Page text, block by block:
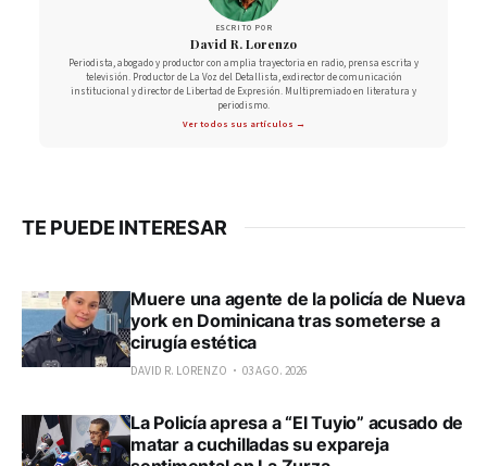
ESCRITO POR
David R. Lorenzo
Periodista, abogado y productor con amplia trayectoria en radio, prensa escrita y
televisión. Productor de La Voz del Detallista, exdirector de comunicación
institucional y director de Libertad de Expresión. Multipremiado en literatura y
periodismo.
Ver todos sus artículos →
TE PUEDE INTERESAR
Muere una agente de la policía de Nueva
york en Dominicana tras someterse a
cirugía estética
DAVID R. LORENZO 03 AGO. 2026
La Policía apresa a “El Tuyio” acusado de
matar a cuchilladas su expareja